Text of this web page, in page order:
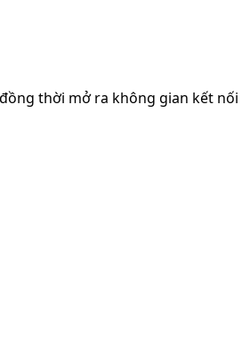
thời mở ra không gian kết nối